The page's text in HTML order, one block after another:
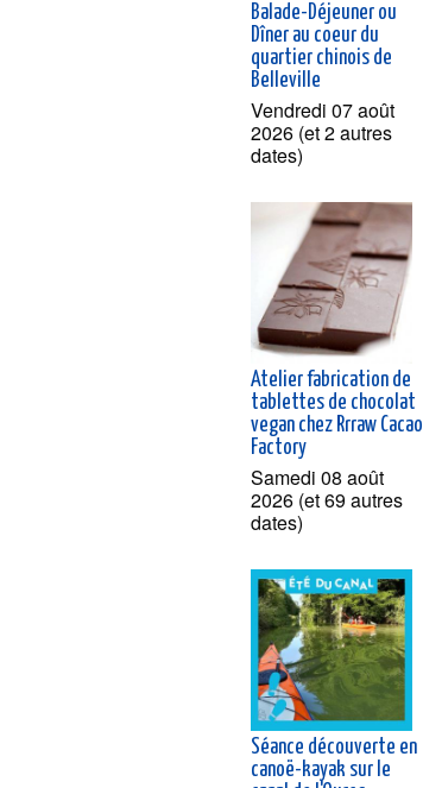
Balade-Déjeuner ou
Dîner au coeur du
quartier chinois de
Belleville
Vendredi 07 août
2026 (et 2 autres
dates)
Atelier fabrication de
tablettes de chocolat
vegan chez Rrraw Cacao
Factory
Samedi 08 août
2026 (et 69 autres
dates)
Séance découverte en
canoë-kayak sur le